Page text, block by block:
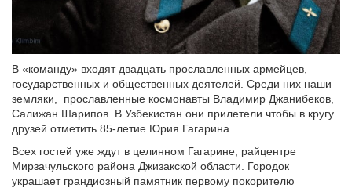
В «команду» входят двадцать прославленных армейцев,
государственных и общественных деятелей. Среди них наши
земляки, прославленные космонавты Владимир Джанибеков,
Салижан Шарипов. В Узбекистан они прилетели чтобы в кругу
друзей отметить 85-летие Юрия Гагарина.
Всех гостей уже ждут в целинном Гагарине, райцентре
Мирзачульского района Джизакской области. Городок
украшает грандиозный памятник первому покорителю